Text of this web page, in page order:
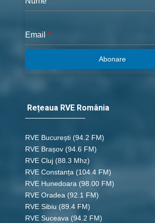
Email *
Abonare
Rețeaua RVE România
RVE București (94.2 FM)
RVE Brașov (94.6 FM)
RVE Cluj (88.3 Mhz)
RVE Constanța (104.4 FM)
RVE Hunedoara (98.00 FM)
RVE Oradea (92.1 FM)
RVE Sibiu (89.4 FM)
RVE Suceava (94.2 FM)